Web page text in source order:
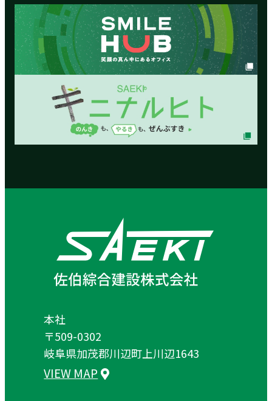
本社
〒509-0302
岐阜県加茂郡川辺町上川辺1643
VIEW MAP